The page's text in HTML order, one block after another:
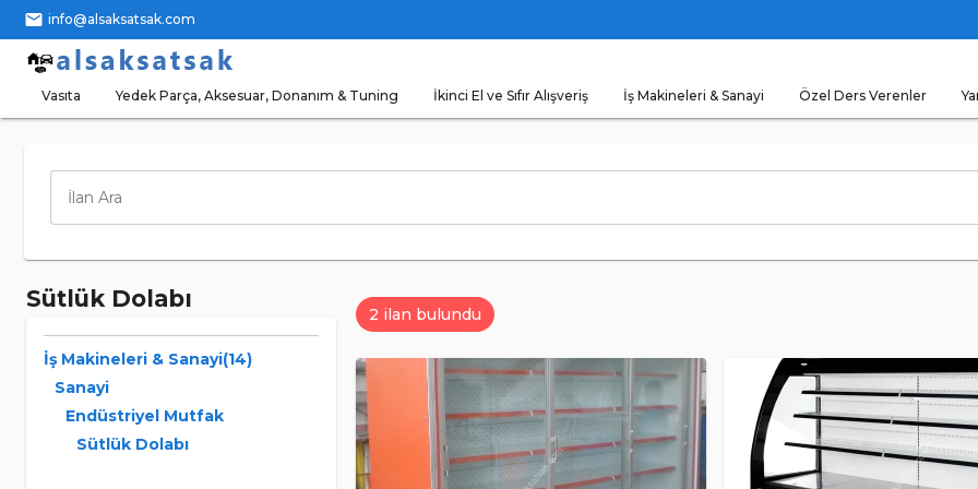
mail info@alsaksatsak.com
Vasıta Yedek Parça, Aksesuar, Donanım & Tuning İkinci El ve Sıfır Alışveriş İş Makineleri & Sanayi Özel Ders Verenler
İlan Ara
Sütlük Dolabı
İş Makineleri & Sanayi(14)
Sanayi
Endüstriyel Mutfak
Sütlük Dolabı
2 ilan bulundu